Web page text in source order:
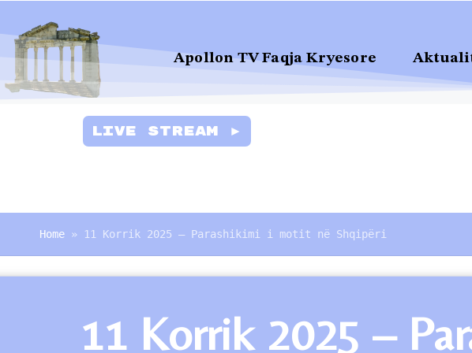
Apollon TV Faqja Kryesore
Live Stream ►
Home » 11 Korrik 2025 – Parashikimi i motit në Shqipëri
11 Korrik 2025 –